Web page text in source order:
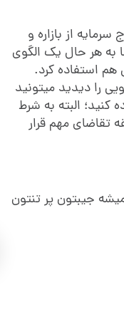
از بازاره و
هر حال یک الگوی
استفاده کرد.
را دیدید میتونید
البته به شرط
مهم قرار
جیبتون پر تنتون